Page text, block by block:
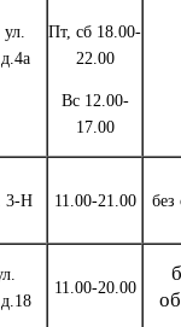
Пт, сб 18.00-
22.00
Вс 12.00-
17.00
3-Н 11.00-21.00 без
11.00-20.00